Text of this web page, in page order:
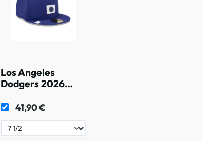
Los Angeles
Dodgers 2026
59FIFTY Fitted
Cap Blau
41,90 €